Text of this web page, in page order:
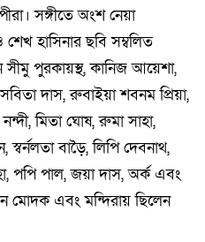
সঙ্গীতে অংশ নেয়া
শেখ হাসিনার ছবি সম্বলিত
সীমু পুরকায়স্থ, কানিজ আয়েশা,
দাস, রুবাইয়া শবনম প্রিয়া,
মিতা ঘোষ, রুমা সাহা,
বাড়ৈ, লিপি দেবনাথ,
পপি পাল, জয়া দাস, অর্ক এবং
এবং মন্দিরায় ছিলেন